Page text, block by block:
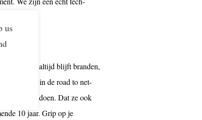
dat het licht altijd blijft branden,
bedrijven in de road to net-
ze dat doen. Dat ze ook
10 jaar. Grip op je
us